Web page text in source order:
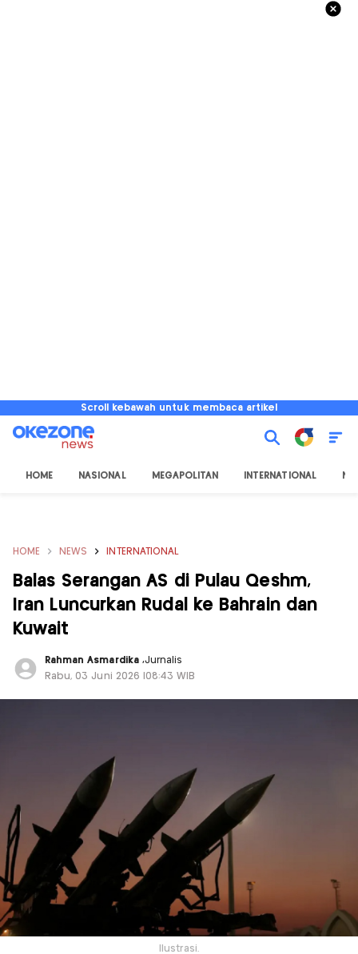
Scroll kebawah untuk membaca artikel
HOME NASIONAL MEGAPOLITAN INTERNATIONAL
HOME NEWS INTERNATIONAL
Balas Serangan AS di Pulau Qeshm,
Iran Luncurkan Rudal ke Bahrain dan
Kuwait
Rahman Asmardika ,Jurnalis
Rabu, 03 Juni 2026 |08:43 WIB
Ilustrasi.